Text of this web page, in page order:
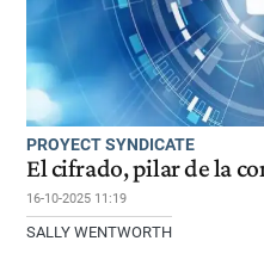
PROYECT SYNDICATE
El cifrado, pilar de la
16-10-2025 11:19
SALLY WENTWORTH